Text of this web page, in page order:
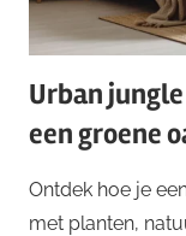
Urban
een groene
Ontdek hoe je
met planten,